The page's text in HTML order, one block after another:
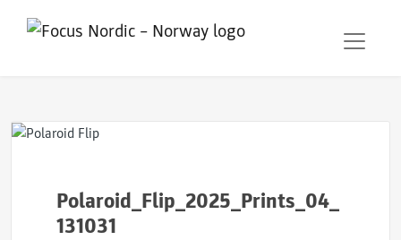
Polaroid_Flip_2025_Prints_04_
131031